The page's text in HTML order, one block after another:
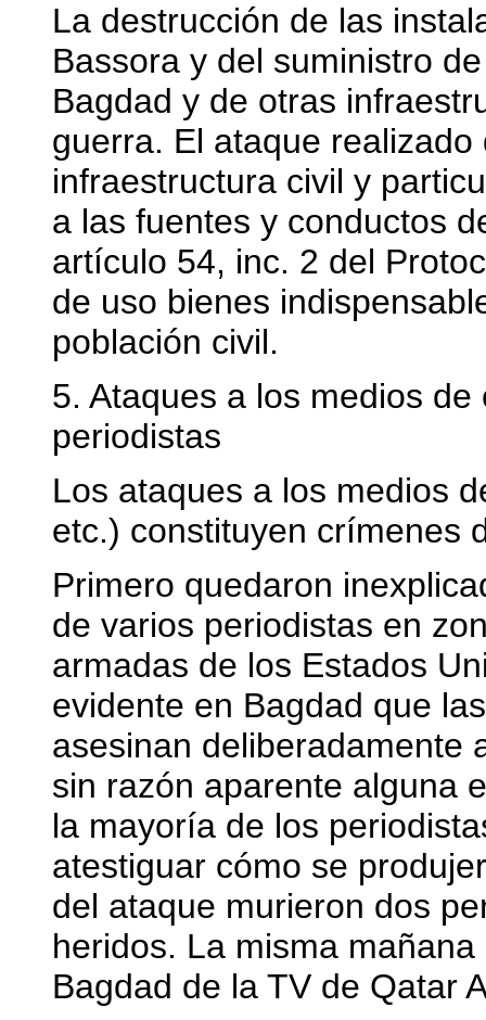
La destrucción de las
Bassora y del suministro
Bagdad y de otras
guerra. El ataque
infraestructura civil y
a las fuentes y conductos
artículo 54, inc. 2 del
de uso bienes
población civil.
5. Ataques a los medios
periodistas
Los ataques a los medios
etc.) constituyen crímenes
Primero quedaron
de varios periodistas en
armadas de los Estados
evidente en Bagdad que
asesinan deliberadamente
sin razón aparente alguna
la mayoría de los
atestiguar cómo se
del ataque murieron dos
heridos. La misma
Bagdad de la TV de Qatar